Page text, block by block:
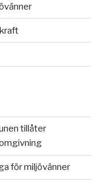
tillåter
för miljövänner